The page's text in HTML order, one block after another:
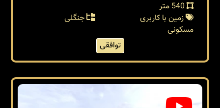
زمین با کاربری
مسکونی
جنگلی
توافقی